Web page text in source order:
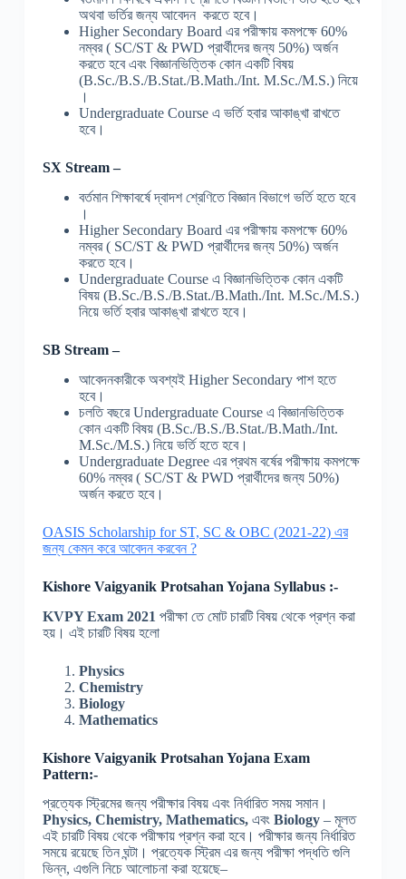
অথবা ভর্তির জন্য আবেদন করতে হবে।
Higher Secondary Board এর পরীক্ষায় কমপক্ষে 60%
নম্বর ( SC/ST & PWD প্রার্থীদের জন্য 50%) অর্জন
করতে হবে এবং বিজ্ঞানভিত্তিক কোন একটি বিষয়
(B.Sc./B.S./B.Stat./B.Math./Int. M.Sc./M.S.) নিয়ে
।
Undergraduate Course এ ভর্তি হবার আকাঙ্খা রাখতে
হবে।
SX Stream –
বর্তমান শিক্ষাবর্ষে দ্বাদশ শ্রেণিতে বিজ্ঞান বিভাগে ভর্তি হতে হবে
।
Higher Secondary Board এর পরীক্ষায় কমপক্ষে 60%
নম্বর ( SC/ST & PWD প্রার্থীদের জন্য 50%) অর্জন
করতে হবে।
Undergraduate Course এ বিজ্ঞানভিত্তিক কোন একটি
বিষয় (B.Sc./B.S./B.Stat./B.Math./Int. M.Sc./M.S.)
নিয়ে ভর্তি হবার আকাঙ্খা রাখতে হবে।
SB Stream –
আবেদনকারীকে অবশ্যই Higher Secondary পাশ হতে
হবে।
চলতি বছরে Undergraduate Course এ বিজ্ঞানভিত্তিক
কোন একটি বিষয় (B.Sc./B.S./B.Stat./B.Math./Int.
M.Sc./M.S.) নিয়ে ভর্তি হতে হবে।
Undergraduate Degree এর প্রথম বর্ষের পরীক্ষায় কমপক্ষে
60% নম্বর ( SC/ST & PWD প্রার্থীদের জন্য 50%)
অর্জন করতে হবে।
OASIS Scholarship for ST, SC & OBC (2021-22) এর
জন্য কেমন করে আবেদন করবেন ?
Kishore Vaigyanik Protsahan Yojana Syllabus :-
KVPY Exam 2021 পরীক্ষা তে মোট চারটি বিষয় থেকে প্রশ্ন করা
হয়। এই চারটি বিষয় হলো
Physics
Chemistry
Biology
Mathematics
Kishore Vaigyanik Protsahan Yojana Exam
Pattern:-
প্রত্যেক স্ট্রিমের জন্য পরীক্ষার বিষয় এবং নির্ধারিত সময় সমান।
Physics, Chemistry, Mathematics, এবং Biology– মূলত
এই চারটি বিষয় থেকে পরীক্ষায় প্রশ্ন করা হবে। পরীক্ষার জন্য নির্ধারিত
সময়ে রয়েছে তিন ঘন্টা। প্রত্যেক স্ট্রিম এর জন্য পরীক্ষা পদ্ধতি গুলি
ভিন্ন, এগুলি নিচে আলোচনা করা হয়েছে–